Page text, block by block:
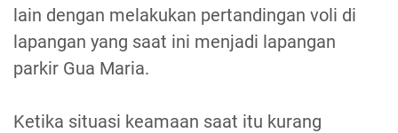
lain dengan melakukan pertandingan voli di
lapangan yang saat ini menjadi lapangan
parkir Gua Maria.
Ketika situasi keamaan saat itu kurang